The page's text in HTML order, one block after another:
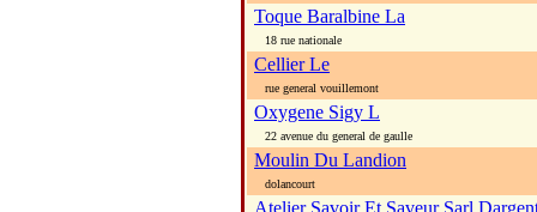
Toque Baralbine La
18 rue nationale
Cellier Le
rue general vouillemont
Oxygene Sigy L
22 avenue du general de gaulle
Moulin Du Landion
dolancourt
Atelier Savoir Et Saveur Sarl